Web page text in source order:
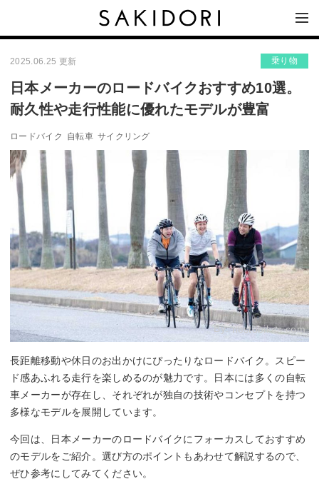
2025.06.25 更新 乗り物
日本メーカーのロードバイクおすすめ10選。
耐久性や走行性能に優れたモデルが豊富
ロードバイク 自転車 サイクリング
By:nestobikes.com
長距離移動や休日のお出かけにぴったりなロードバイク。スピー
ド感あふれる走行を楽しめるのが魅力です。日本には多くの自転
車メーカーが存在し、それぞれが独自の技術やコンセプトを持つ
多様なモデルを展開しています。
今回は、日本メーカーのロードバイクにフォーカスしておすすめ
のモデルをご紹介。選び方のポイントもあわせて解説するので、
ぜひ参考にしてみてください。